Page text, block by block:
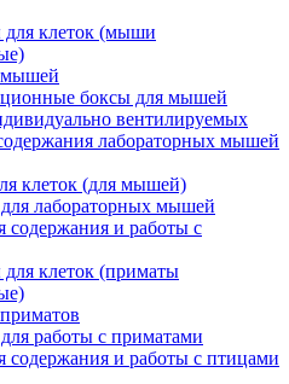
для клеток (мыши
мышей
боксы для мышей
вентилируемых
лабораторных мышей
клеток (для мышей)
лабораторных мышей
содержания и работы с
для клеток (приматы
работы с приматами
содержания и работы с птицами